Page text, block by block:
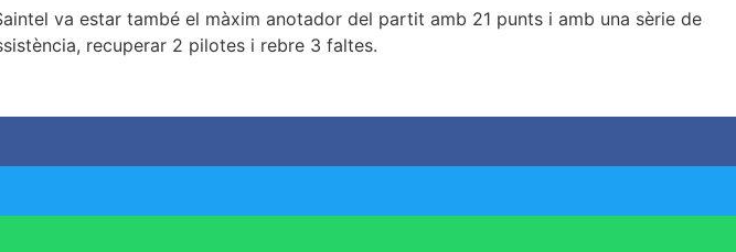
va estar també el màxim anotador del partit amb 21 punts i amb una sèrie de
recuperar 2 pilotes i rebre 3 faltes.